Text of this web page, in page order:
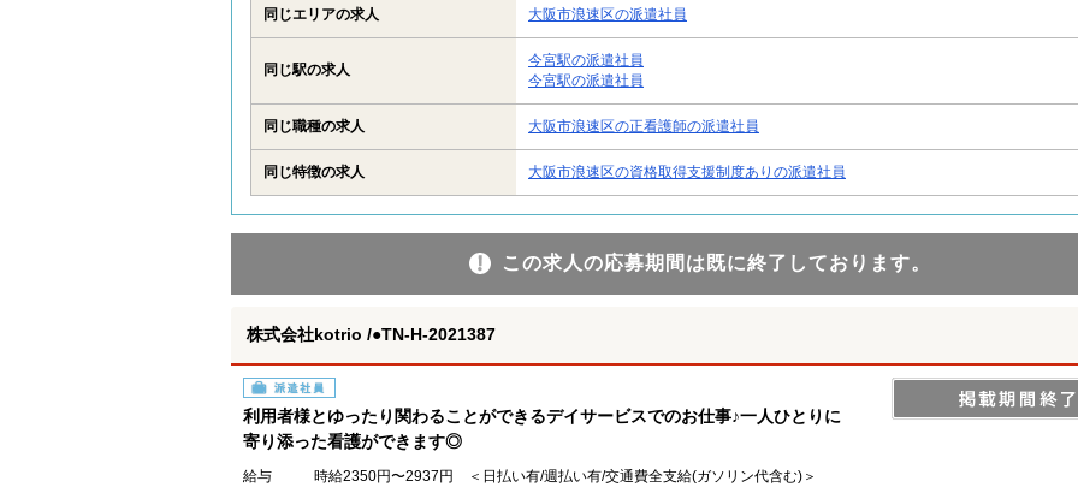
同じエリアの求人 大阪市浪速区の派遣社員
同じ駅の求人
今宮駅の派遣社員
今宮駅の派遣社員
同じ職種の求人 大阪市浪速区の正看護師の派遣社員
同じ特徴の求人 大阪市浪速区の資格取得支援制度ありの派遣社員
この求人の応募期間は既に終了しております。
株式会社kotrio /●TN-H-2021387
派遣社員
利用者様とゆったり関わることができるデイサービスでのお仕事♪一人ひとりに
寄り添った看護ができます◎
給与
時給2350円〜2937円 ＜日払い有/週払い有/交通費全支給(ガソリン代含む)＞